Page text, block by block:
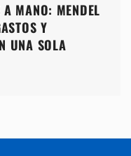
MANO: MENDEL
Y
UNA SOLA